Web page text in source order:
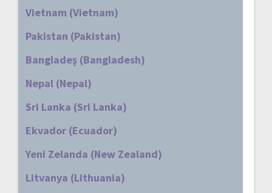
Vietnam (Vietnam)
Pakistan (Pakistan)
Bangladeş (Bangladesh)
Nepal (Nepal)
Sri Lanka (Sri Lanka)
Ekvador (Ecuador)
Yeni Zelanda (New Zealand)
Litvanya (Lithuania)